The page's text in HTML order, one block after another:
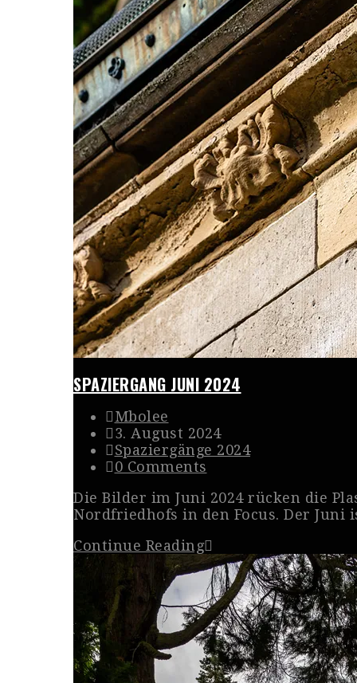
SPAZIERGANG JUNI 2024
Mbolee
3. August 2024
Spaziergänge 2024
0 Comments
Die Bilder im Juni 2024 rücken die
Nordfriedhofs in den Focus. Der
Continue Reading